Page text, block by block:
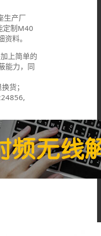
生产厂
定制M40
料。
上简单的
能力，同
货；